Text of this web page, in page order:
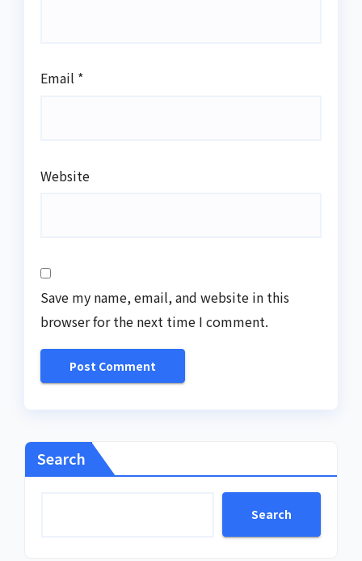
Email *
Website
Save my name, email, and website in this
browser for the next time I comment.
Search
Search